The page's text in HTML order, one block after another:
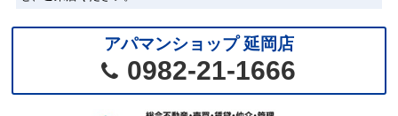
アパマンショップ 延岡店
0982-21-1666